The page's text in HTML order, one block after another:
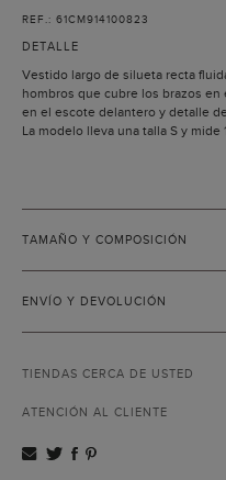
REF.: 61CM914100823
DETALLE
Vestido largo de silueta recta
hombros que cubre los brazos
en el escote delantero y detalle
La modelo lleva una talla S y mide
TAMAÑO Y COMPOSICIÓN
ENVÍO Y DEVOLUCIÓN
TIENDAS CERCA DE USTED
ATENCIÓN AL CLIENTE